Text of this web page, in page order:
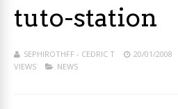
tuto-station
SEPHIROTHFF - CEDRIC T 20/01/2008
VIEWS
NEWS